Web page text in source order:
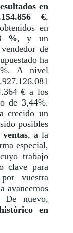
en
€,
en
%, y un
de
ha
A nivel
€ a los
de 3,44%.
crecido un
posibles
, a la
especial,
trabajo
clave para
vuestra
avancemos
De nuevo,
en